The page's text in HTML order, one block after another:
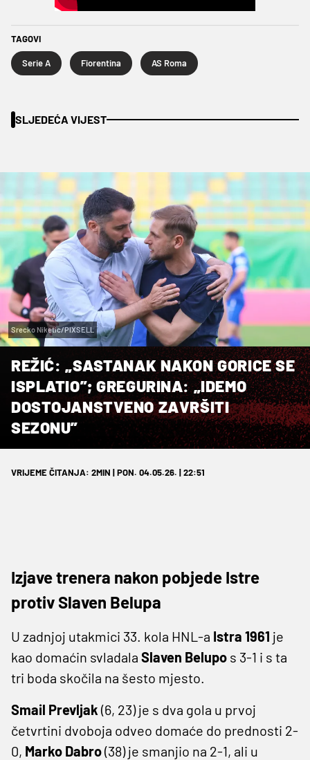
TAGOVI
Serie A Fiorentina AS Roma
SLJEDEĆA VIJEST
Srecko Niketic/PIXSELL
REŽIĆ: „SASTANAK NAKON GORICE SE
ISPLATIO”; GREGURINA: „IDEMO
DOSTOJANSTVENO ZAVRŠITI
SEZONU”
VRIJEME ČITANJA: 2MIN | PON. 04.05.26. | 22:51
Izjave trenera nakon pobjede Istre
protiv Slaven Belupa
U zadnjoj utakmici 33. kola HNL-a Istra 1961 je
kao domaćin svladala Slaven Belupo s 3-1 i s ta
tri boda skočila na šesto mjesto.
Smail Prevljak (6, 23) je s dva gola u prvoj
četvrtini dvoboja odveo domaće do prednosti 2-
0, Marko Dabro(38) je smanjio na 2-1, ali u